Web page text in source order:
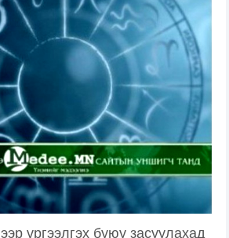
үргээлгэх буюу засуулахад